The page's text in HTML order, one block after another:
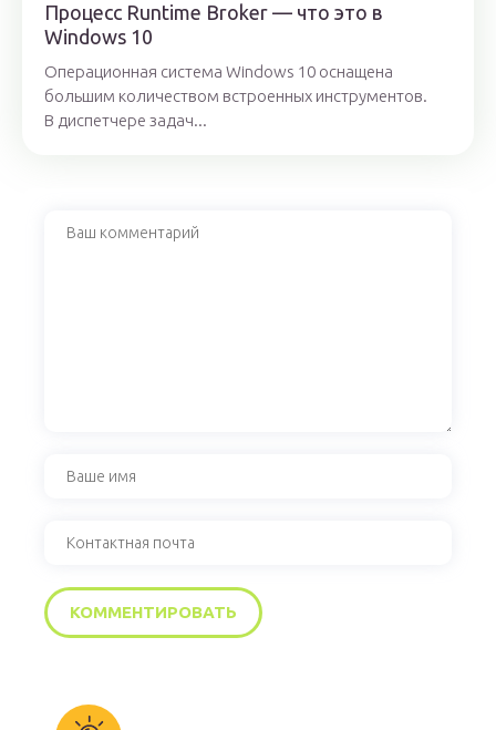
Процесс Runtime Broker — что это в
Windows 10
Операционная система Windows 10 оснащена
большим количеством встроенных инструментов.
В диспетчере задач...